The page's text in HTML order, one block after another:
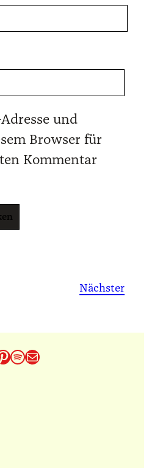
und
Browser für
Kommentar
Nächster
Spotify
E-Mail